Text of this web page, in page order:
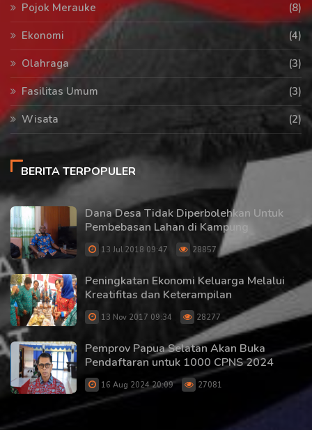
Pojok Merauke
(8)
Ekonomi
(4)
Olahraga
(3)
Fasilitas Umum
(3)
Wisata
(2)
BERITA TERPOPULER
Dana Desa Tidak Diperbolehkan Untuk
Pembebasan Lahan di Kampung
13 Jul 2018 09:47 28857
Peningkatan Ekonomi Keluarga Melalui
Kreatifitas dan Keterampilan
13 Nov 2017 09:34 28277
Pemprov Papua Selatan Akan Buka
Pendaftaran untuk 1000 CPNS 2024
16 Aug 2024 20:09 27081